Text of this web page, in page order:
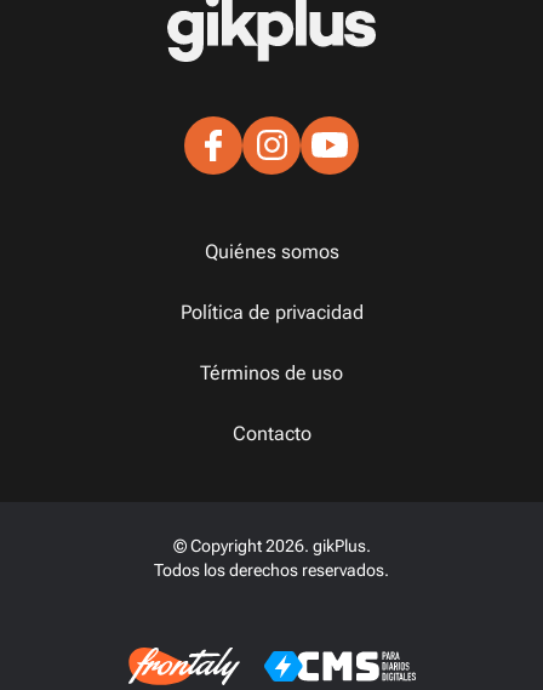
Quiénes somos
Política de privacidad
Términos de uso
Contacto
© Copyright 2026. gikPlus.
Todos los derechos reservados.